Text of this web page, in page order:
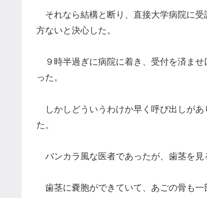
それなら結構と断り、直接大学病院に
方ないと決心した。
９時半過ぎに病院に着き、受付を済ま
った。
しかしどういうわけか早く呼び出しがあ
た。
バンカラ風な医者であったが、歯茎を見
歯茎に嚢胞ができていて、あごの骨も一